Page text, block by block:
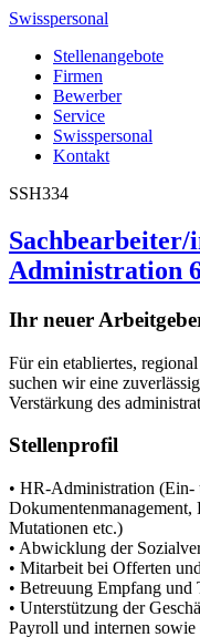
Swisspersonal
Stellenangebote
Firmen
Bewerber
Service
Swisspersonal
Kontakt
SSH334
Administration
Ihr neuer
Für ein etabliertes,
suchen wir eine
Verstärkung des
Stellenprofil
• HR-Administration (Ein-
Dokumentenmanagement,
Mutationen etc.)
• Abwicklung der
• Mitarbeit bei Offerten
• Betreuung Empfang und
• Unterstützung der
Payroll und internen sowie